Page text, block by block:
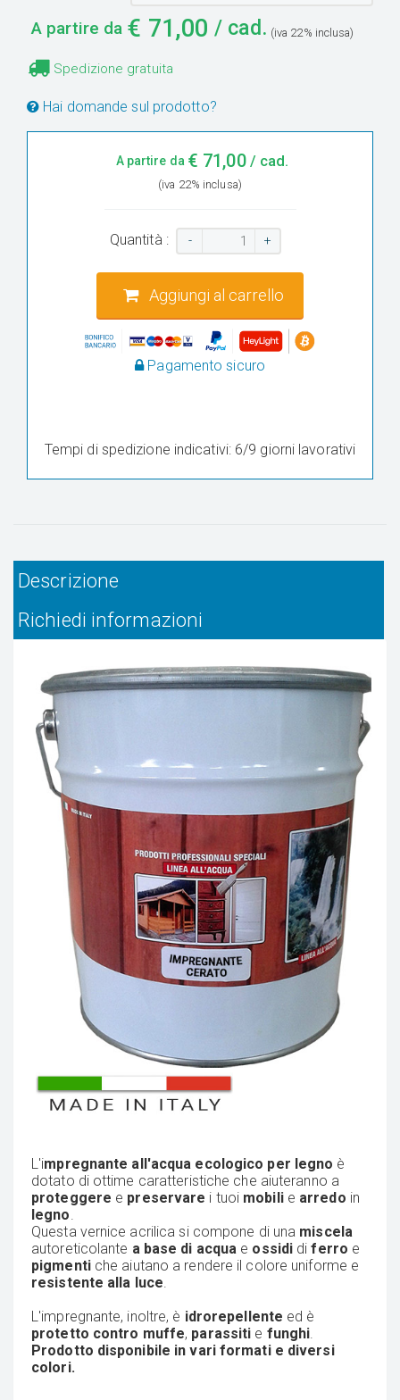
A partire da € 71,00 / cad. (iva 22% inclusa)
Spedizione gratuita
Hai domande sul prodotto?
A partire da € 71,00/ cad.
(iva 22% inclusa)
Quantità : - +
Aggiungi al carrello
Pagamento sicuro
Tempi di spedizione indicativi: 6/9 giorni lavorativi
Descrizione
Richiedi informazioni
L'impregnante all'acqua ecologico per legno è
dotato di ottime caratteristiche che aiuteranno a
proteggere e preservare i tuoi mobili e arredo in
legno.
Questa vernice acrilica si compone di una miscela
autoreticolante a base di acqua e ossidi diferro e
pigmenti che aiutano a rendere il colore uniforme e
resistente alla luce.
L'impregnante, inoltre, è idrorepellente ed è
protetto contro muffe, parassiti e funghi.
Prodotto disponibile in vari formati e diversi
colori.